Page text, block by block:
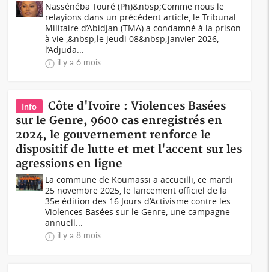
Nassénéba Touré (Ph)&nbsp;Comme nous le
relayions dans un précédent article, le Tribunal
Militaire d’Abidjan (TMA) a condamné à la prison
à vie ,&nbsp;le jeudi 08&nbsp;janvier 2026,
l’Adjuda...
il y a 6 mois
Info
Côte d'Ivoire : Violences Basées
sur le Genre, 9600 cas enregistrés en
2024, le gouvernement renforce le
dispositif de lutte et met l'accent sur les
agressions en ligne
La commune de Koumassi a accueilli, ce mardi
25 novembre 2025, le lancement officiel de la
35e édition des 16 Jours d’Activisme contre les
Violences Basées sur le Genre, une campagne
annuell...
il y a 8 mois